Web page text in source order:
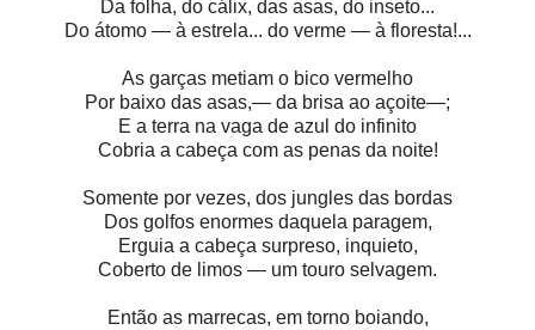
Da folha, do cálix, das asas, do inseto...
Do átomo — à estrela... do verme — à floresta!...
As garças metiam o bico vermelho
Por baixo das asas,— da brisa ao açoite—;
E a terra na vaga de azul do infinito
Cobria a cabeça com as penas da noite!
Somente por vezes, dos jungles das bordas
Dos golfos enormes daquela paragem,
Erguia a cabeça surpreso, inquieto,
Coberto de limos — um touro selvagem.
Então as marrecas, em torno boiando,